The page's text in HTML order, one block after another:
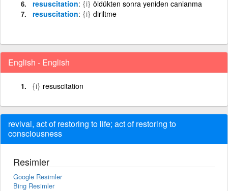
resuscitation {i} öldükten sonra yeniden canlanma
resuscitation {i} diriltme
English - English
{i} resuscitation
revival, act of restoring to life; act of restoring to
consciousness
Resimler
Google Resimler
Bing Resimler